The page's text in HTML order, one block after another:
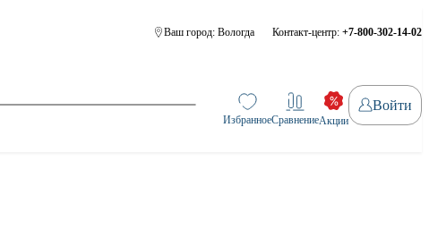
Ваш город: Вологда Контакт-центр: +7-800-302-14-02
ИзбранноеСравнениеАкции
Войти